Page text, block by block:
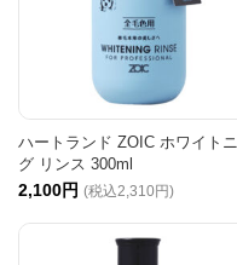
ハートランド ZOIC ホワイト
グ リンス 300ml
2,100円 (税込2,310円)